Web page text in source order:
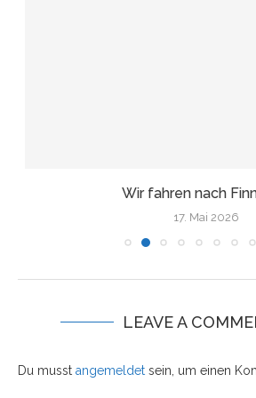
Wir fahren nach
17. Mai 2026
LEAVE A
Du musst angemeldet sein, um einen